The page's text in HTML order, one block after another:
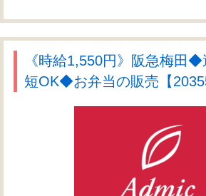
《時給1,550円》阪急梅田
短OK◆お弁当の販売【